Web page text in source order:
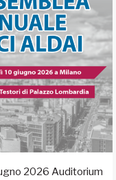
2026 Auditorium